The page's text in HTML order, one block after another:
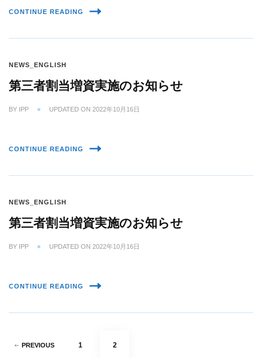
CONTINUE READING
NEWS_ENGLISH
第三者割当増資実施のお知らせ
BY IPP UPDATED ON 2022年10月16日
CONTINUE READING
NEWS_ENGLISH
第三者割当増資実施のお知らせ
BY IPP UPDATED ON 2022年10月16日
CONTINUE READING
Posts
PREVIOUS PAGE
1 PAGE
2